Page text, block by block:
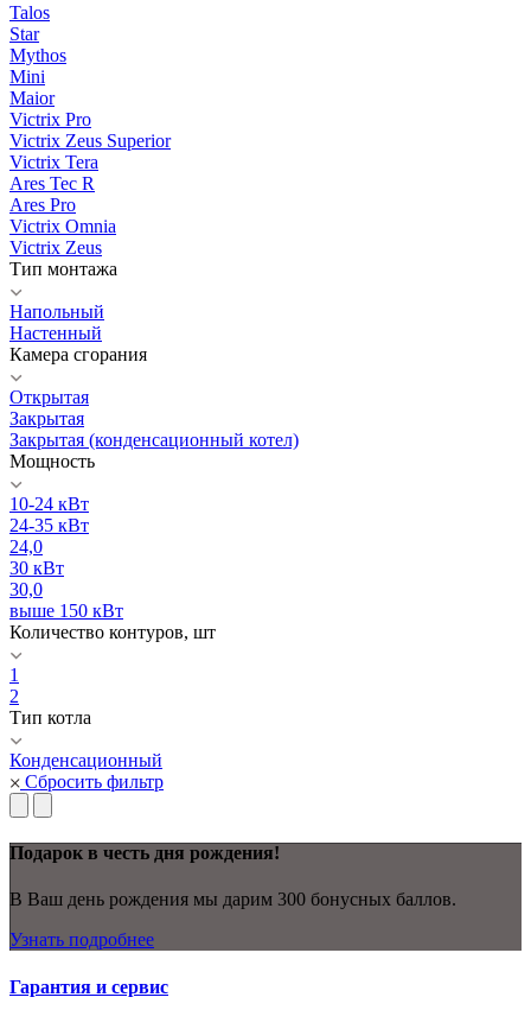
Talos
Star
Mythos
Mini
Maior
Victrix Pro
Victrix Zeus Superior
Victrix Tera
Ares Tec R
Ares Pro
Victrix Omnia
Victrix Zeus
Тип монтажа
Напольный
Настенный
Камера сгорания
Открытая
Закрытая
Закрытая (конденсационный котел)
Мощность
10-24 кВт
24-35 кВт
24,0
30 кВт
30,0
выше 150 кВт
Количество контуров, шт
1
2
Тип котла
Конденсационный
Сбросить фильтр
Подарок в честь дня рождения!
В Ваш день рождения мы дарим 300 бонусных баллов.
Узнать подробнее
Гарантия и сервис